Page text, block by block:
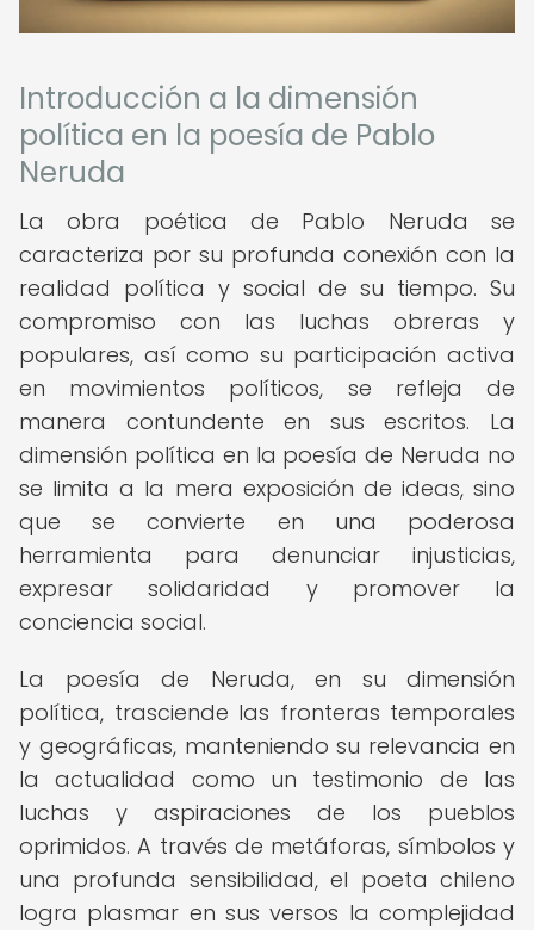
Introducción a la dimensión
política en la poesía de Pablo
Neruda
La obra poética de Pablo Neruda se
caracteriza por su profunda conexión con la
realidad política y social de su tiempo. Su
compromiso con las luchas obreras y
populares, así como su participación activa
en movimientos políticos, se refleja de
manera contundente en sus escritos. La
dimensión política en la poesía de Neruda no
se limita a la mera exposición de ideas, sino
que se convierte en una poderosa
herramienta para denunciar injusticias,
expresar solidaridad y promover la
conciencia social.
La poesía de Neruda, en su dimensión
política, trasciende las fronteras temporales
y geográficas, manteniendo su relevancia en
la actualidad como un testimonio de las
luchas y aspiraciones de los pueblos
oprimidos. A través de metáforas, símbolos y
una profunda sensibilidad, el poeta chileno
logra plasmar en sus versos la complejidad